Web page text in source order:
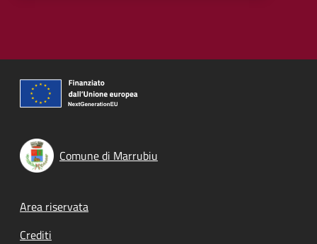
Comune di Marrubiu
Footer menu
Area riservata
Crediti